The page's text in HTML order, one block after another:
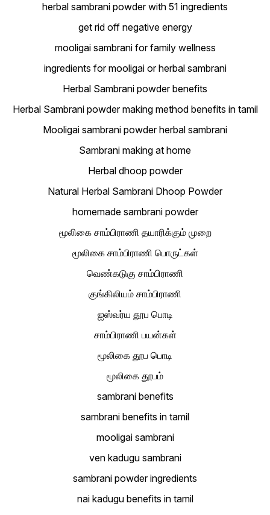
herbal sambrani powder with 51 ingredients
get rid off negative energy
mooligai sambrani for family wellness
ingredients for mooligai or herbal sambrani
Herbal Sambrani powder benefits
Herbal Sambrani powder making method benefits in tamil
Mooligai sambrani powder herbal sambrani
Sambrani making at home
Herbal dhoop powder
Natural Herbal Sambrani Dhoop Powder
homemade sambrani powder
மூலிகை சாம்பிராணி தயாரிக்கும் முறை
மூலிகை சாம்பிராணி பொருட்கள்
வெண்கடுகு சாம்பிராணி
குங்கிலியம் சாம்பிராணி
ஐஸ்வர்ய தூப பொடி
சாம்பிராணி பயன்கள்
மூலிகை தூப பொடி
மூலிகை தூபம்
sambrani benefits
sambrani benefits in tamil
mooligai sambrani
ven kadugu sambrani
sambrani powder ingredients
nai kadugu benefits in tamil